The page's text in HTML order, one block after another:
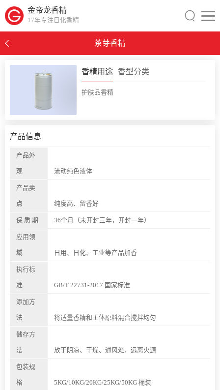
金帝龙香精
17年专注日化香精
茶芽香精
香精用途 香型分类
护肤品香精
产品信息
产品外
观 流动纯色液体
产品卖
点 纯度高、留香好
保 质 期 36个月（未开封三年，开封一年）
应用领
域 日用、日化、工业等产品加香
执行标
准 GB/T 22731-2017 国家标准
添加方
法 将适量香精和主体原料混合搅拌均匀
储存方
法 放于阴凉、干燥、通风处，远离火源
包装规
格 5KG/10KG/20KG/25KG/50KG 桶装